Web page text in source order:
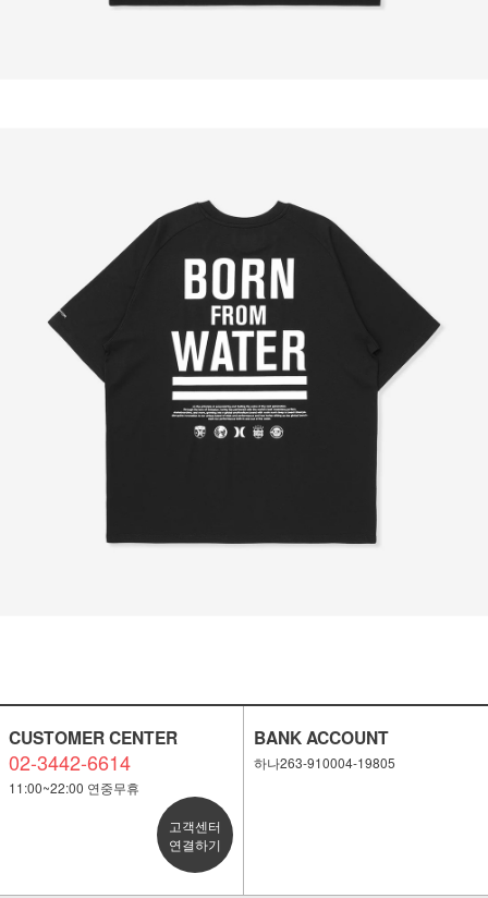
CUSTOMER CENTER
02-3442-6614
11:00~22:00 연중무휴
고객센터
연결하기
BANK ACCOUNT
하나263-910004-19805